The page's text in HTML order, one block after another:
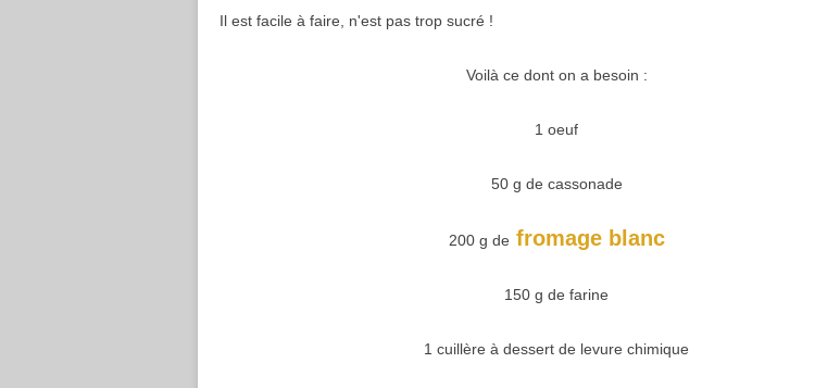
Il est facile à faire, n'est pas trop sucré !
Voilà ce dont on a besoin :
1 oeuf
50 g de cassonade
200 g de fromage blanc
150 g de farine
1 cuillère à dessert de levure chimique